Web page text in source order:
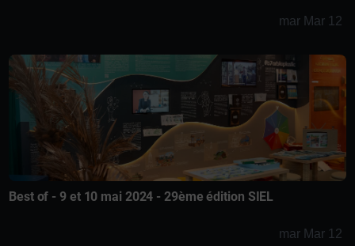
mar Mar 12
Best of - 9 et 10 mai 2024 - 29ème édition SIEL
mar Mar 12